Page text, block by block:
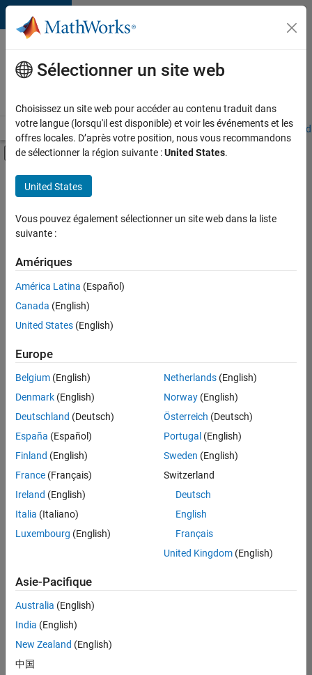
Passer au contenu
Votre
carrière
chez
Accueil Explorer nos opportunités Adresses de nos bureaux
Activer/désactiver l'affichage du menu
Contenu principal
FILTRER PAR
Programme destiné aux nouvelles carrières (EDG)
Support avancé
Gestion des programmes
Enregistrer
sélectionnées
Les
descriptions
poste
n’ont
pas
été
traduites.
Effectuez
lieu
pour
l’ensemble
des
opportunités
Sélectionner un site web
Choisissez un site web pour accéder au contenu traduit dans
votre langue (lorsqu'il est disponible) et voir les événements et les
offres locales. D’après votre position, nous vous recommandons
de sélectionner la région suivante :United States.
United States
Vous pouvez également sélectionner un site web dans la liste
suivante :
Amériques
América Latina (Español)
Canada (English)
United States (English)
Europe
Belgium (English)
Denmark (English)
Deutschland (Deutsch)
España (Español)
Finland (English)
France (Français)
Ireland (English)
Italia (Italiano)
Luxembourg (English)
Netherlands(English)
Norway(English)
Österreich (Deutsch)
Portugal (English)
Sweden (English)
Switzerland
Deutsch
English
Français
United Kingdom(English)
Asie-Pacifique
Australia (English)
India (English)
New Zealand (English)
中国